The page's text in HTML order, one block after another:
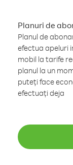
Planuri de
Planul de
efectua apeluri
mobil la tarife
planul la un
puteți face
efectuați deja